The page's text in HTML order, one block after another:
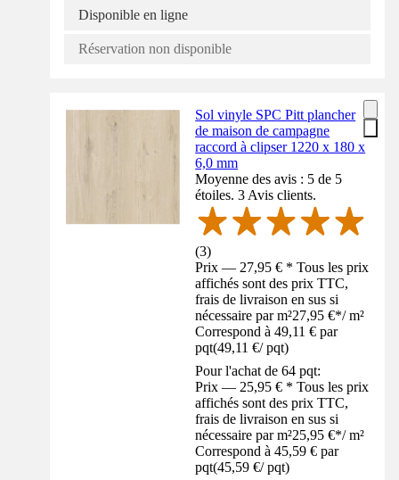
Disponible en ligne
Réservation non disponible
Sol vinyle SPC Pitt plancher
de maison de campagne
raccord à clipser 1220 x 180 x
6,0 mm
Moyenne des avis : 5 de 5
étoiles. 3 Avis clients.
(3)
Prix — 27,95 € * Tous les prix
affichés sont des prix TTC,
frais de livraison en sus si
nécessaire par m²27,95 €*/ m²
Correspond à 49,11 € par
pqt(49,11 €/ pqt)
Pour l'achat de 64 pqt:
Prix — 25,95 € * Tous les prix
affichés sont des prix TTC,
frais de livraison en sus si
nécessaire par m²25,95 €*/ m²
Correspond à 45,59 € par
pqt(45,59 €/ pqt)